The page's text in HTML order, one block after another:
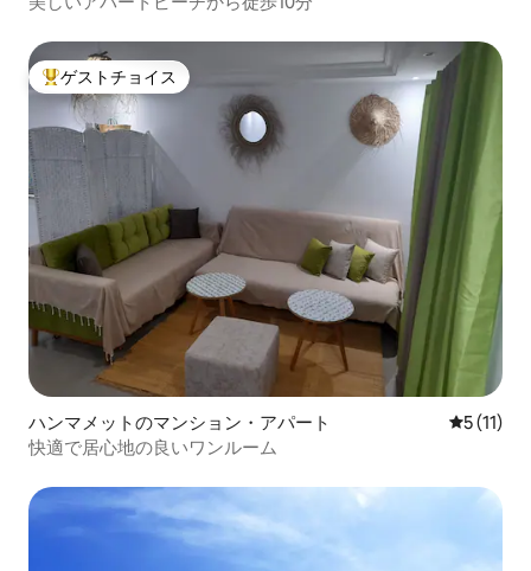
大好評のゲストチョイスです。
ゲストチョイス
ハンマメットのマンション・アパート レビュー
5 (11)
快適で居心地の良いワンルーム